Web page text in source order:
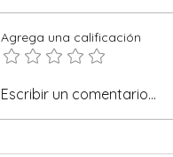
Moáis en Italia: las únicas
Isla de Pascua
Agrega una calificación
Escribir un comentario...